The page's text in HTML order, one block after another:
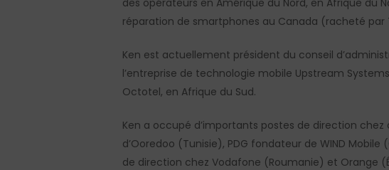
des opérateurs en Amérique du Nord, en Afrique du
réparation de smartphones au Canada (racheté par
Ken est actuellement président du conseil
l’entreprise de technologie mobile Upstream
Octotel, en Afrique du Sud.
Ken a occupé d’importants postes de direction
d’Ooredoo (Tunisie), PDG fondateur de WIND
de direction chez Vodafone (Roumanie) et Orange